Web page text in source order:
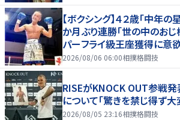
【ボクシング】４２歳「中年の
か月ぶり連勝「世の中のお
パーフライ級王座獲得に意
2026/08/06 06:00相撲格闘技
RISEがKNOCK OUT参戦発
について「驚きを禁じ得ず大
2026/08/05 23:16相撲格闘技